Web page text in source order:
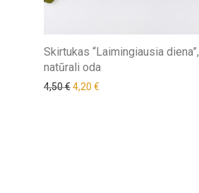
Skirtukas “Laimingiausia diena”,
natūrali oda
4,50€Original price was: 4,50 €.
4,20 €